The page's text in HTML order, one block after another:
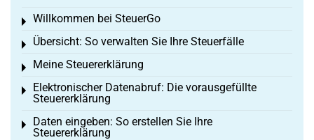
Willkommen bei SteuerGo
Toggle menu
Übersicht: So verwalten Sie Ihre Steuerfälle
Toggle menu
Meine Steuererklärung
Toggle menu
Elektronischer Datenabruf: Die vorausgefüllte
Steuererklärung
Toggle menu
Daten eingeben: So erstellen Sie Ihre
Steuererklärung
Toggle menu